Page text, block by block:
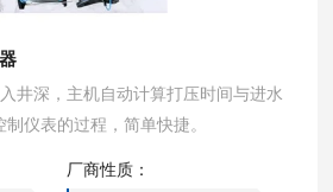
仪表的过程，简单快捷。
厂商性质：